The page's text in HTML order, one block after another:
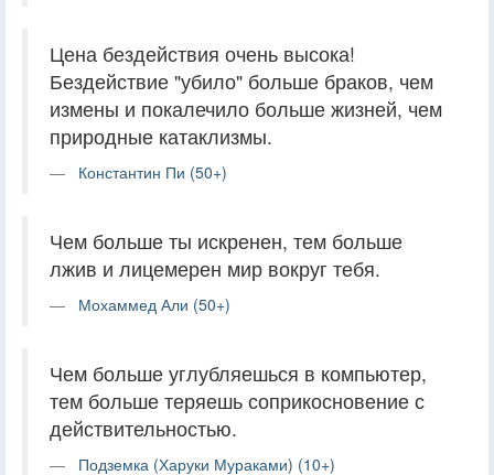
Цена бездействия очень высока!
Бездействие "убило" больше браков, чем
измены и покалечило больше жизней, чем
природные катаклизмы.
Константин Пи (50+)
Чем больше ты искренен, тем больше
лжив и лицемерен мир вокруг тебя.
Мохаммед Али (50+)
Чем больше углубляешься в компьютер,
тем больше теряешь соприкосновение с
действительностью.
Подземка (Харуки Мураками) (10+)